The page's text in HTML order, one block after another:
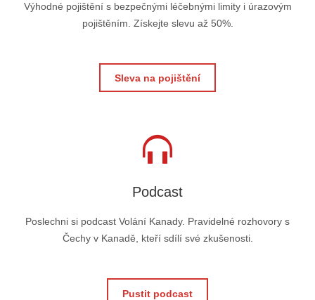
Výhodné pojištění s bezpečnými léčebnými limity i úrazovým
pojištěním. Získejte slevu až 50%.
Sleva na pojištění
Podcast
Poslechni si podcast Volání Kanady. Pravidelné rozhovory s
Čechy v Kanadě, kteří sdílí své zkušenosti.
Pustit podcast